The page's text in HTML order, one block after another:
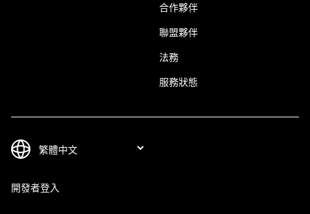
合作夥伴
聯盟夥伴
法務
服務狀態
開發者登入